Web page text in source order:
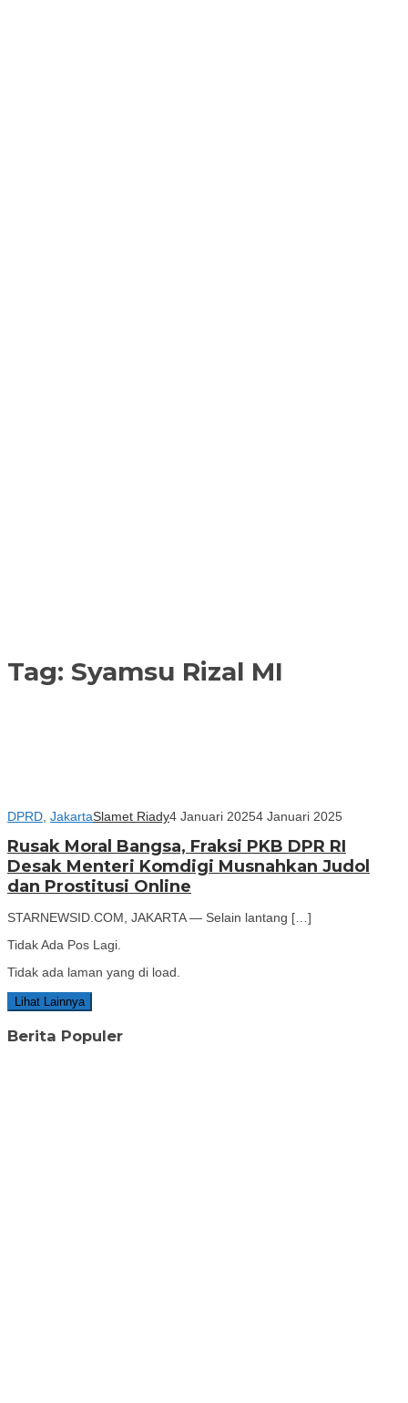
Tag: Syamsu Rizal MI
DPRD JakartaSlamet Riady4 Januari 20254 Januari 2025
Rusak Moral Bangsa, Fraksi PKB DPR RI
Desak Menteri Komdigi Musnahkan Judol
dan Prostitusi Online
STARNEWSID.COM, JAKARTA — Selain lantang […]
Tidak Ada Pos Lagi.
Tidak ada laman yang di load.
Lihat Lainnya
Berita Populer